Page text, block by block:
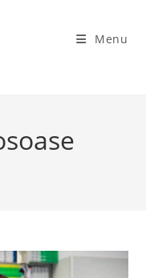
Menu